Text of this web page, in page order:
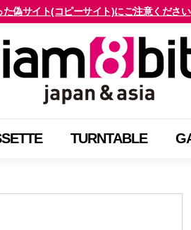
ラ
ド
ョ
止
偽サイト(コピーサイト)にご注意ください
海外のお客様はご確認ください
i
a
m
8
b
i
TURNTABLE